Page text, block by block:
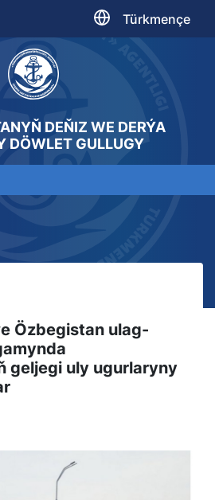
Türkmençe
DEŇIZ WE DERÝA
DÖWLET GULLUGY
Özbegistan ulag-
geljegi uly ugurlaryny